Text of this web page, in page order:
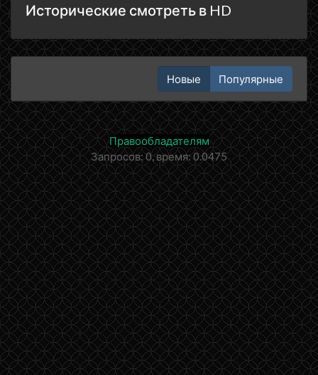
Исторические смотреть в HD
Новые Популярные
Правообладателям
Запросов: 0, время: 0.0475